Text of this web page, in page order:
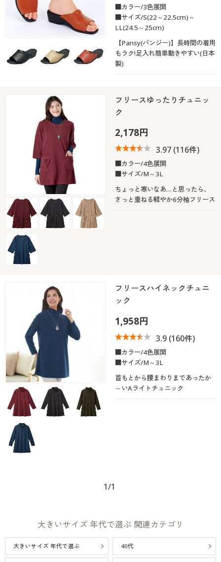
■カラー/3色展開
■サイズ/S(22～22.5cm)～
LL(24.5～25cm)
【Pansy(パンジー)】長時間の着用
もラク!足入れ簡単動きやすい(日本
製)
フリースゆったりチュニッ
ク
2,178円
3.97(116件)
■カラー/4色展開
■サイズ/M～3L
ちょっと寒いなあ…と思ったら、
さっと重ねる軽やか6分袖フリース
フリースハイネックチュニ
ック
1,958円
3.9(160件)
■カラー/4色展開
■サイズ/M～3L
首もとから腰まわりまであったか
～いAライトチュニック
1/1
大きいサイズ 年代で選ぶ 関連カテゴリ
大きいサイズ 年代で選ぶ 40代